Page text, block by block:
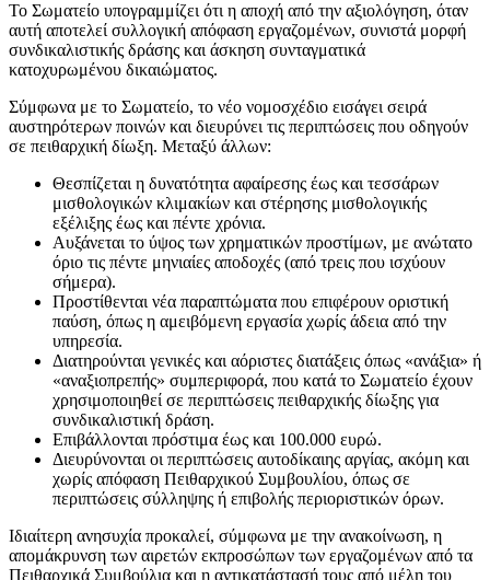
Το Σωματείο υπογραμμίζει ότι η αποχή από την αξιολόγηση, όταν
αυτή αποτελεί συλλογική απόφαση εργαζομένων, συνιστά μορφή
συνδικαλιστικής δράσης και άσκηση συνταγματικά
κατοχυρωμένου δικαιώματος.
Σύμφωνα με το Σωματείο, το νέο νομοσχέδιο εισάγει σειρά
αυστηρότερων ποινών και διευρύνει τις περιπτώσεις που οδηγούν
σε πειθαρχική δίωξη. Μεταξύ άλλων:
Θεσπίζεται η δυνατότητα αφαίρεσης έως και τεσσάρων
μισθολογικών κλιμακίων και στέρησης μισθολογικής
εξέλιξης έως και πέντε χρόνια.
Αυξάνεται το ύψος των χρηματικών προστίμων, με ανώτατο
όριο τις πέντε μηνιαίες αποδοχές (από τρεις που ισχύουν
σήμερα).
Προστίθενται νέα παραπτώματα που επιφέρουν οριστική
παύση, όπως η αμειβόμενη εργασία χωρίς άδεια από την
υπηρεσία.
Διατηρούνται γενικές και αόριστες διατάξεις όπως «ανάξια» ή
«αναξιοπρεπής» συμπεριφορά, που κατά το Σωματείο έχουν
χρησιμοποιηθεί σε περιπτώσεις πειθαρχικής δίωξης για
συνδικαλιστική δράση.
Επιβάλλονται πρόστιμα έως και 100.000 ευρώ.
Διευρύνονται οι περιπτώσεις αυτοδίκαιης αργίας, ακόμη και
χωρίς απόφαση Πειθαρχικού Συμβουλίου, όπως σε
περιπτώσεις σύλληψης ή επιβολής περιοριστικών όρων.
Ιδιαίτερη ανησυχία προκαλεί, σύμφωνα με την ανακοίνωση, η
απομάκρυνση των αιρετών εκπροσώπων των εργαζομένων από τα
Πειθαρχικά Συμβούλια και η αντικατάστασή τους από μέλη του